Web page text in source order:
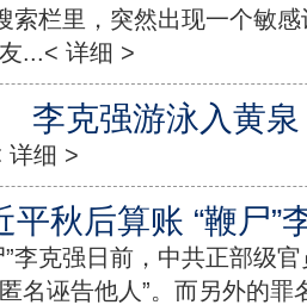
索栏里，突然出现一个敏
...< 详细 >
李克强游泳入黄泉
详细 >
平秋后算账 “鞭尸”
李克强日前，中共正部级
名诬告他人”。而另外的罪